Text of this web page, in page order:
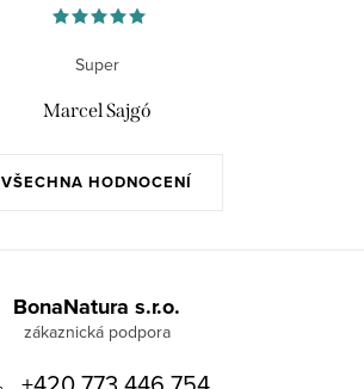
VŠECHNA HODNOCENÍ
Super
Marcel Sajgó
BonaNatura s.r.o.